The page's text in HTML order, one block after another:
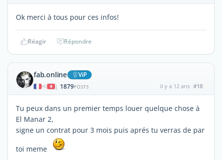
Ok merci à tous pour ces infos!
Réagir Répondre
fab.online ViP
| 1879POSTS il y a 12 ans #18
Tu peux dans un premier temps louer quelque chose à
El Manar 2,
signe un contrat pour 3 mois puis aprés tu verras de par
toi meme